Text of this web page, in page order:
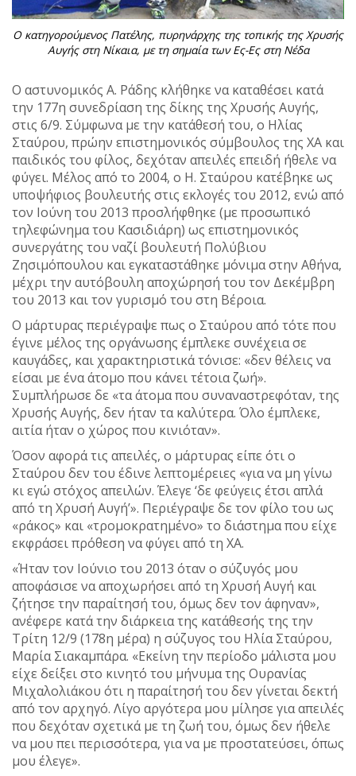
Ο κατηγορούμενος Πατέλης, πυρηνάρχης της τοπικής της Χρυσής
Αυγής στη Νίκαια, με τη σημαία των Ες-Ες στη Νέδα
Ο αστυνομικός Α. Ράδης κλήθηκε να καταθέσει κατά
την 177η συνεδρίαση της δίκης της Χρυσής Αυγής,
στις 6/9. Σύμφωνα με την κατάθεσή του, ο Ηλίας
Σταύρου, πρώην επιστημονικός σύμβουλος της ΧΑ και
παιδικός του φίλος, δεχόταν απειλές επειδή ήθελε να
φύγει. Μέλος από το 2004, ο Η. Σταύρου κατέβηκε ως
υποψήφιος βουλευτής στις εκλογές του 2012, ενώ από
τον Ιούνη του 2013 προσλήφθηκε (με προσωπικό
τηλεφώνημα του Κασιδιάρη) ως επιστημονικός
συνεργάτης του ναζί βουλευτή Πολύβιου
Ζησιμόπουλου και εγκαταστάθηκε μόνιμα στην Αθήνα,
μέχρι την αυτόβουλη αποχώρησή του τον Δεκέμβρη
του 2013 και τον γυρισμό του στη Βέροια.
Ο μάρτυρας περιέγραψε πως ο Σταύρου από τότε που
έγινε μέλος της οργάνωσης έμπλεκε συνέχεια σε
καυγάδες, και χαρακτηριστικά τόνισε: «δεν θέλεις να
είσαι με ένα άτομο που κάνει τέτοια ζωή».
Συμπλήρωσε δε «τα άτομα που συναναστρεφόταν, της
Χρυσής Αυγής, δεν ήταν τα καλύτερα. Όλο έμπλεκε,
αιτία ήταν ο χώρος που κινιόταν».
Όσον αφορά τις απειλές, ο μάρτυρας είπε ότι ο
Σταύρου δεν του έδινε λεπτομέρειες «για να μη γίνω
κι εγώ στόχος απειλών. Έλεγε ‘δε φεύγεις έτσι απλά
από τη Χρυσή Αυγή’». Περιέγραψε δε τον φίλο του ως
«ράκος» και «τρομοκρατημένο» το διάστημα που είχε
εκφράσει πρόθεση να φύγει από τη ΧΑ.
«Ήταν τον Ιούνιο του 2013 όταν ο σύζυγός μου
αποφάσισε να αποχωρήσει από τη Χρυσή Αυγή και
ζήτησε την παραίτησή του, όμως δεν τον άφηναν»,
ανέφερε κατά την διάρκεια της κατάθεσής της την
Τρίτη 12/9 (178η μέρα) η σύζυγος του Ηλία Σταύρου,
Μαρία Σιακαμπάρα. «Εκείνη την περίοδο μάλιστα μου
είχε δείξει στο κινητό του μήνυμα της Ουρανίας
Μιχαλολιάκου ότι η παραίτησή του δεν γίνεται δεκτή
από τον αρχηγό. Λίγο αργότερα μου μίλησε για απειλές
που δεχόταν σχετικά με τη ζωή του, όμως δεν ήθελε
να μου πει περισσότερα, για να με προστατεύσει, όπως
μου έλεγε».